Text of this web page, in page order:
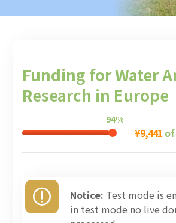
Funding for Water
Research in Europe
¥9,441of
94%
Notice: Test mode is
in test mode no live